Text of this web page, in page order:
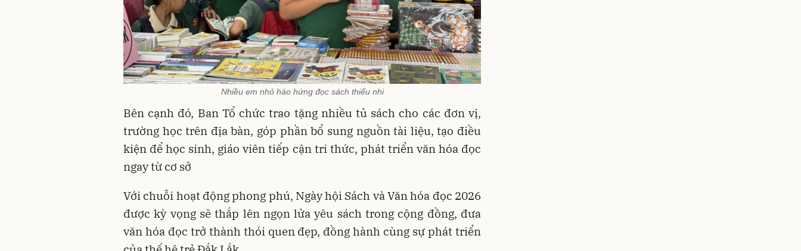
Nhiều em nhỏ hào hứng đọc sách thiếu nhi
Bên cạnh đó, Ban Tổ chức trao tặng nhiều tủ sách cho các đơn vị,
trường học trên địa bàn, góp phần bổ sung nguồn tài liệu, tạo điều
kiện để học sinh, giáo viên tiếp cận tri thức, phát triển văn hóa đọc
ngay từ cơ sở
Với chuỗi hoạt động phong phú, Ngày hội Sách và Văn hóa đọc 2026
được kỳ vọng sẽ thắp lên ngọn lửa yêu sách trong cộng đồng, đưa
văn hóa đọc trở thành thói quen đẹp, đồng hành cùng sự phát triển